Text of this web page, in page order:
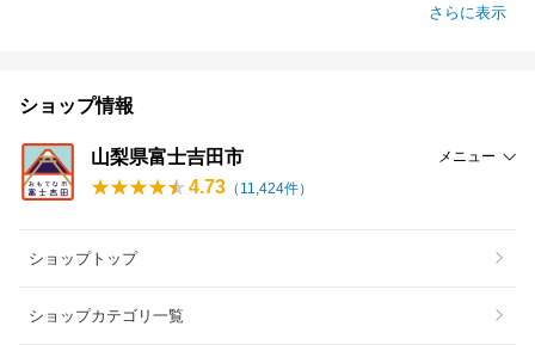
さらに表示
ショップ情報
山梨県富士吉田市 メニュー
4.73 （ 11,424件）
ショップトップ
ショップカテゴリ一覧